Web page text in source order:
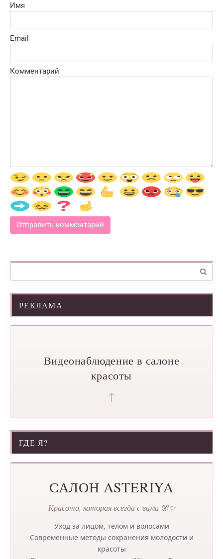
Имя
Email
Комментарий
РЕКЛАМА
Видеонаблюдение в салоне
красоты
↑
ГДЕ Я?
САЛОН ASTERIYA
Красота, которая всегда с вами 🌸✨
Уход за лицом, телом и волосами
Современные методы сохранения молодости и
красоты